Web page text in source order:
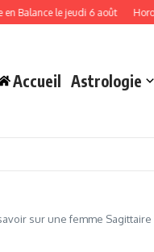
le jeudi 6 août Horoscope
Accueil Astrologie
sur une femme Sagittaire